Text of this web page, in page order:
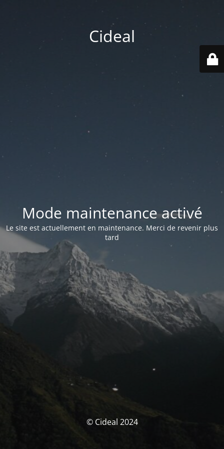
Cideal
Mode maintenance activé
Le site est actuellement en maintenance. Merci de revenir plus
tard
© Cideal 2024